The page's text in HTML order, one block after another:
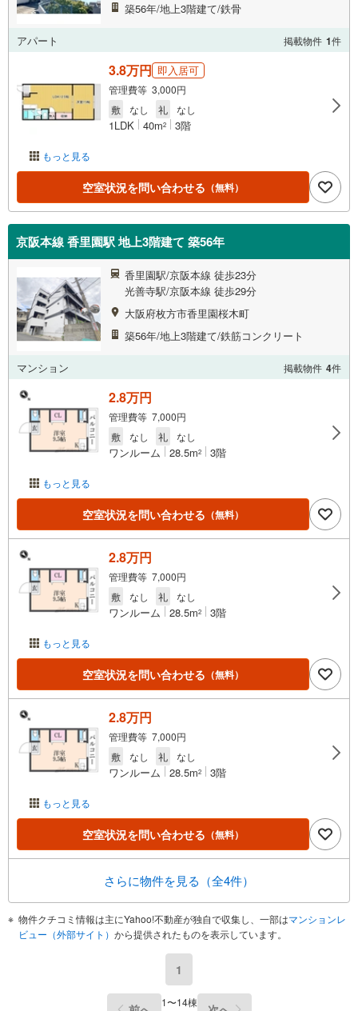
築56年/地上3階建て/鉄骨
アパート 掲載物件 1件
もっと見る
3.8万円 即入居可
管理費等 3,000円
敷
なし 礼 なし
1LDK 40m2 3階
空室状況を問い合わせる （無料）
京阪本線 香里園駅 地上3階建て 築56年
香里園駅/京阪本線 徒歩23分
光善寺駅/京阪本線 徒歩29分
大阪府枚方市香里園桜木町
築56年/地上3階建て/鉄筋コンクリート
マンション 掲載物件 4件
もっと見る
2.8万円
管理費等 7,000円
敷
なし 礼 なし
ワンルーム 28.5m2 3階
空室状況を問い合わせる （無料）
もっと見る
2.8万円
管理費等 7,000円
敷
なし 礼 なし
ワンルーム 28.5m2 3階
空室状況を問い合わせる （無料）
もっと見る
2.8万円
管理費等 7,000円
敷
なし 礼 なし
ワンルーム 28.5m2 3階
空室状況を問い合わせる （無料）
さらに物件を見る（全4件）
物件クチコミ情報は主にYahoo!不動産が独自で収集し、一部はマンションレ
ビュー（外部サイト） から提供されたものを表示しています。
1
1〜14棟